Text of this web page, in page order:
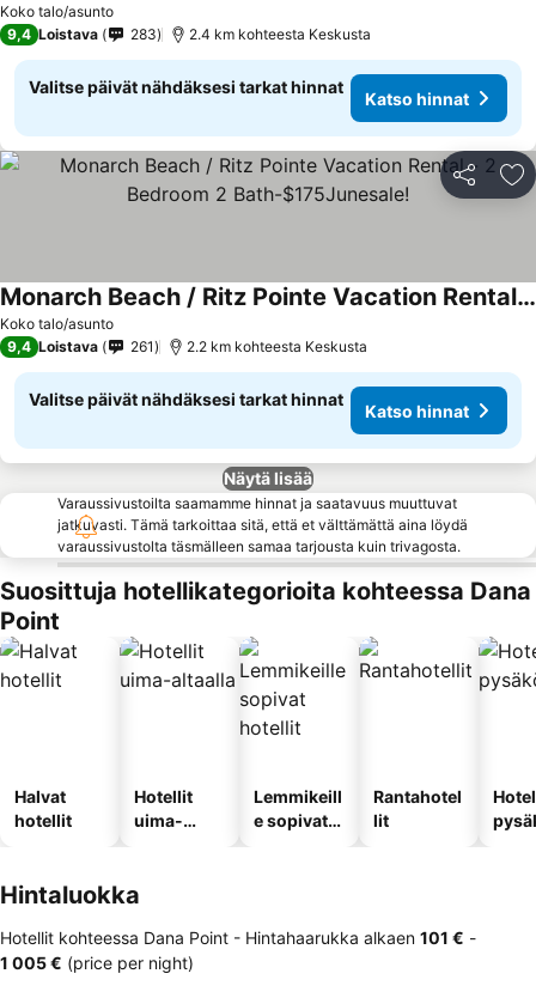
Koko talo/asunto
9,4 Loistava 283 2.4 km kohteesta Keskusta
Valitse päivät nähdäksesi tarkat hinnat
Katso hinnat
Jaa
Koko talo/asunto
Monarch Beach / Ritz Pointe Vacation Rental - 2 Bedroom 2 Bath-$175Junesale!
9,4 Loistava 261 2.2 km kohteesta Keskusta
Valitse päivät nähdäksesi tarkat hinnat
Katso hinnat
Näytä lisää
Varaussivustoilta saamamme hinnat ja saatavuus muuttuvat
jatkuvasti. Tämä tarkoittaa sitä, että et välttämättä aina löydä
varaussivustolta täsmälleen samaa tarjousta kuin trivagosta.
Suosittuja hotellikategorioita kohteessa Dana
Point
Halvat
hotellit
Hotellit
uima-
Lemmikeill
e sopivat
Rantahotel
lit
Hintaluokka
Hotellit kohteessa Dana Point - Hintahaarukka alkaen ‎101 € -
‎1 005 € (price per night)